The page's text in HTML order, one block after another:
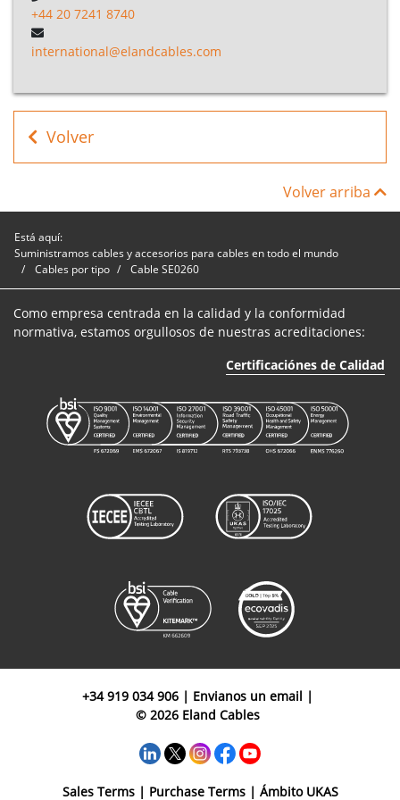
+44 20 7241 8740
international@elandcables.com
Volver
Volver arriba
Está aquí:
Suministramos cables y accesorios para cables en todo el mundo
Cables por tipo
Cable SE0260
Como empresa centrada en la calidad y la conformidad
normativa, estamos orgullosos de nuestras acreditaciones:
Certificaciónes de Calidad
+34 919 034 906 | Envianos un email |
© 2026 Eland Cables
Sales Terms| Purchase Terms| Ámbito UKAS